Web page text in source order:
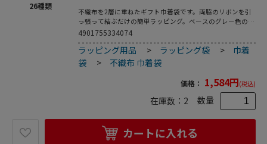
26種類
不織布を2層に重ねたギフト巾着袋です。両脇のリボンを引
っ張って結ぶだけの簡単ラッピング。ベースのグレー色の上
に薄手の白を重ねることで、やさしく上品なイメージのギフ
りも容量があります。●入数：5枚
4901755334074
ラッピング用品 > ラッピング袋 > 巾着
袋
> 不織布 巾着袋
価格： 1,584円(税込)
在庫数： 2 数量
カートに入れる